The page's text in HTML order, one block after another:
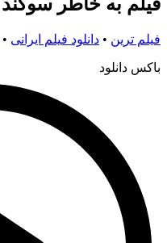
فیلم ترین • دانلود فیلم ایرانی •
باکس دانلود